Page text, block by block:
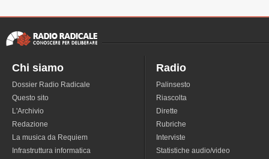
Chi siamo
Dossier Radio Radicale
Questo sito
L'Archivio
Redazione
La musica da Requiem
Infrastruttura informatica
Radio
Palinsesto
Riascolta
Dirette
Rubriche
Interviste
Statistiche audio/video